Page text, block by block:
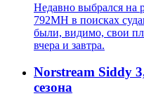
Недавно выбрался на
792MH в поисках
были, видимо, свои
вчера и завтра.
Norstream Siddy
сезона